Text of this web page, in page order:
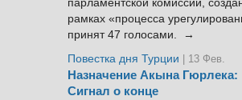
парламентской комиссии,
рамках «процесса
принят 47 голосами. →
Повестка дня Турции
| 13 Фев.
Назначение Акына Гюрлека:
Сигнал о конце